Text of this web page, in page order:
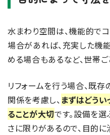
水まわり空間は、機能的で
場合があれば、充実した機
める場合もあるなど、世帯
リフォームを行う場合、既
関係を考慮し、 まずはどう
ることが大切です。設備を
さに限りがあるので、目的